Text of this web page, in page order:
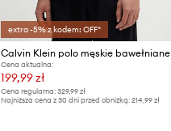
extra -5% z kodem: OFF*
Calvin Klein polo męskie bawełniane
Cena aktualna:
199,99 zł
Cena regularna:329,99 zł
Najniższa cena z 30 dni przed obniżką:214,99 zł